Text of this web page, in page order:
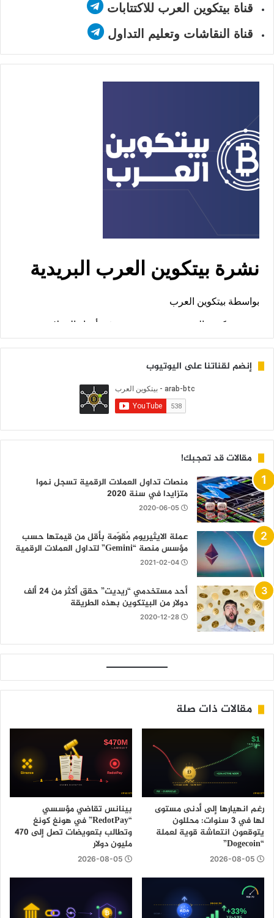
قناة بيتكوين العرب للاكتتابات
قناة النقاشات وتعليم التداول
إنضم لقناتنا على اليوتيوب
مقالات قد تعجبك!
منصات تداول العملات الرقمية تسجل نموا
متزايدا في سنة 2020
2020-06-05
عملة الايثيريوم مُقوّمة بأقل من قيمتها حسب
مؤسس منصة “Gemini” لتداول العملات الرقمية
2021-02-04
أحد مستخدمي “ريديت” حقق أكثر من 24 ألف
دولار من البيتكوين بهذه الطريقة
2020-12-28
مقالات ذات صلة
رغم انهيارها إلى أدنى مستوى
لها في 3 سنوات: محللون
يتوقعون انتعاشة قوية لعملة
“Dogecoin”
2026-08-05
بينانس تقاضي مؤسسي
“RedotPay” في هونغ كونغ
وتطالب بتعويضات تصل إلى 470
مليون دولار
2026-08-05